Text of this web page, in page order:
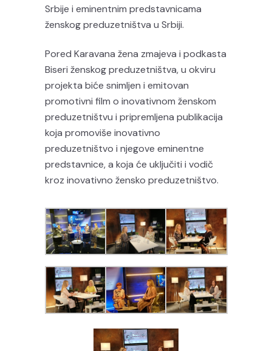
Srbije i eminentnim predstavnicama
ženskog preduzetništva u Srbiji.
Pored Karavana žena zmajeva i podkasta
Biseri ženskog preduzetništva, u okviru
projekta biće snimljen i emitovan
promotivni film o inovativnom ženskom
preduzetništvu i pripremljena publikacija
koja promoviše inovativno
preduzetništvo i njegove eminentne
predstavnice, a koja će uključiti i vodič
kroz inovativno žensko preduzetništvo.